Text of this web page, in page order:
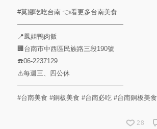
#莫娜吃吃台南👈看更多台南美食
————————————————
📍鳳姐鴨肉飯
🏢台南市中西區民族路三段190號
☎️06-2237129
⚠️每週三、四公休
————————————————
#台南美食 #銅板美食 #台南必吃 #台南銅板美食
28